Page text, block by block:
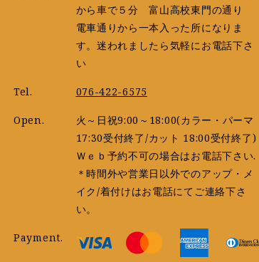
から車で５分 富山高校東門の通り
電車通りから一本入った所になりま
す。迷われましたら気軽にお電話下さ
い
Tel. 076-422-6575
Open.
火～日祝9:00～18:00(カラー・パーマ
17:30受付終了/カット 18:00受付終了)
Ｗｅｂ予約不可の場合はお電話下さい.
＊時間外や営業日以外でのアップ・メ
イク/着付けはお電話にてご連絡下さ
い。
Payment.